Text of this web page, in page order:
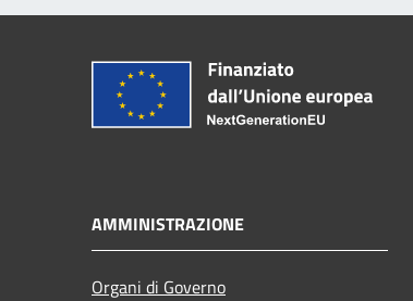
AMMINISTRAZIONE
Organi di Governo